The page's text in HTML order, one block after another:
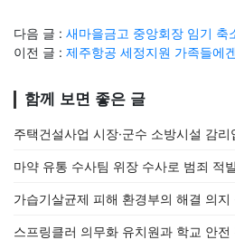
다음 글 : 새마을금고 중앙회장 임기 축
이전 글 : 제주항공 세정지원 가족들에
함께 보면 좋은 글
주택건설사업 시장·군수 소방시설 감
마약 유통 수사팀 위장 수사로 범죄 적
가습기살균제 피해 환경부의 해결 의지
스프링클러 의무화 유치원과 학교 안전